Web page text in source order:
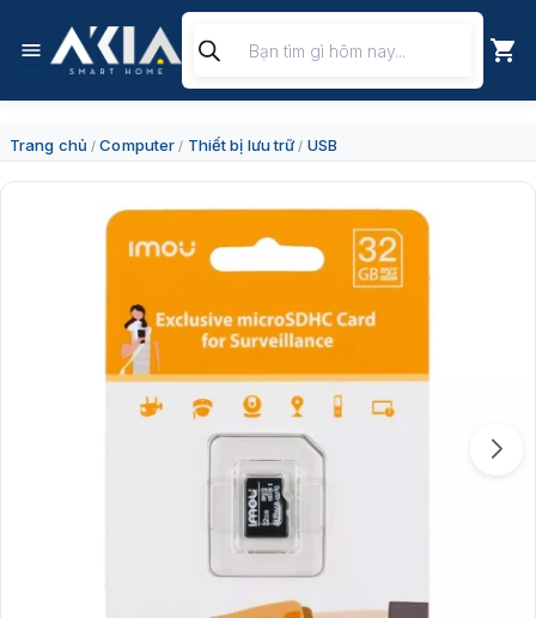
kiếm
sản
Trang chủ /Computer / Thiết bị lưu trữ / USB